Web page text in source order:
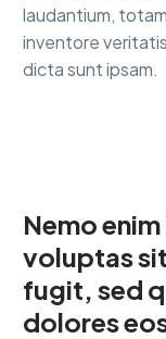
laudantium,
inventore
dicta sunt ipsam.
Nemo
voluptas
fugit, sed
dolores